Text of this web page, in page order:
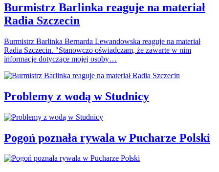
Burmistrz Barlinka reaguje na materiał
Radia Szczecin
Burmistrz Barlinka Bernarda Lewandowska reaguje na materiał
Radia Szczecin. "Stanowczo oświadczam, że zawarte w nim
informacje dotyczące mojej osoby…
Problemy z wodą w Studnicy
Pogoń poznała rywala w Pucharze Polski